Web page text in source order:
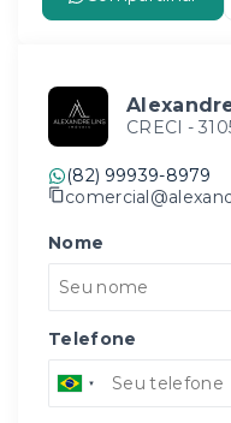
CRECI -
(82) 99939-8979
Nome
Telefone